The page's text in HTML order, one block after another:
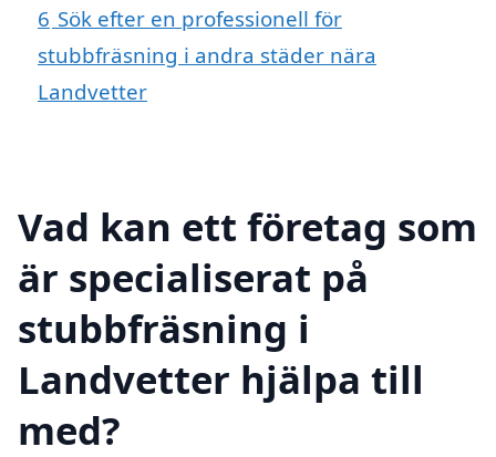
6 Sök efter en professionell för
stubbfräsning i andra städer nära
Landvetter
Vad kan ett företag som
är specialiserat på
stubbfräsning i
Landvetter hjälpa till
med?